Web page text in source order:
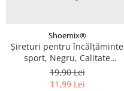
Shoemix®
Șireturi pentru încălțăminte
sport, Negru, Calitate
premium, 110 cm x 0.8 cm
19,90 Lei
11,99 Lei